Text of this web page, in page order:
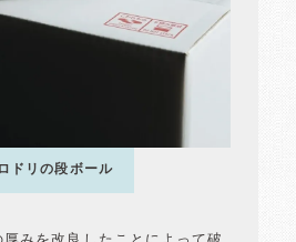
ドリの段ボール